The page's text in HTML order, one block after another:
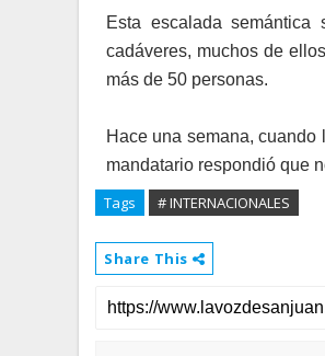
Esta escalada
cadáveres, muchos de
más de 50 personas.
Hace una semana,
mandatario respondió que
Tags # INTERNACIONALES
Share This